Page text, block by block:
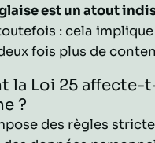
est un atout
: cela
fois plus de
la Loi 25 affecte-
?
des règles